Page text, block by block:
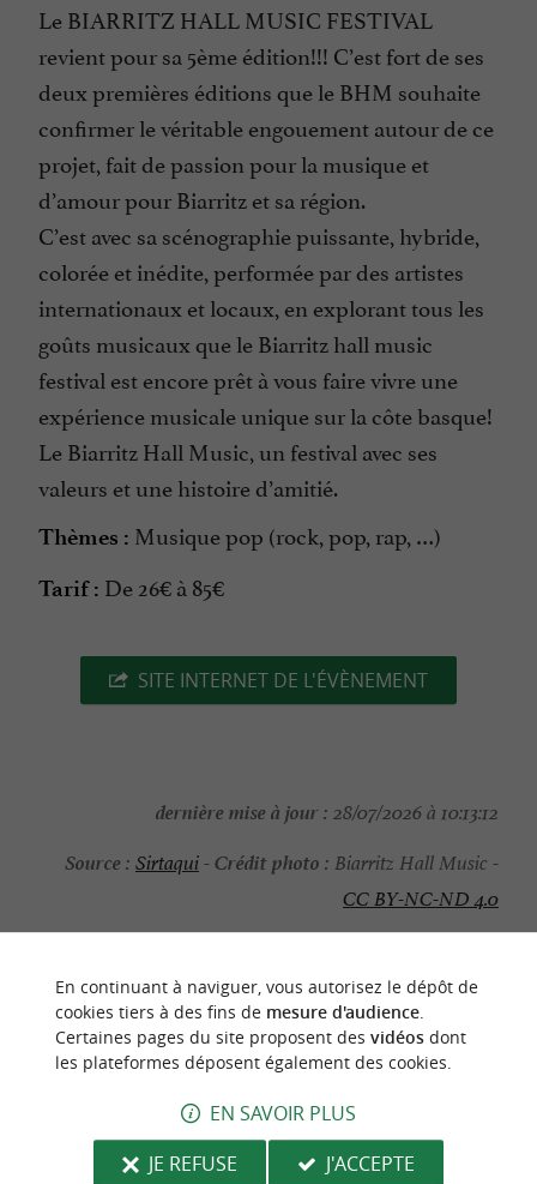
Le BIARRITZ HALL MUSIC FESTIVAL
revient pour sa 5ème édition!!! C’est fort de ses
deux premières éditions que le BHM souhaite
confirmer le véritable engouement autour de ce
projet, fait de passion pour la musique et
d’amour pour Biarritz et sa région.
C’est avec sa scénographie puissante, hybride,
colorée et inédite, performée par des artistes
internationaux et locaux, en explorant tous les
goûts musicaux que le Biarritz hall music
festival est encore prêt à vous faire vivre une
expérience musicale unique sur la côte basque!
Le Biarritz Hall Music, un festival avec ses
valeurs et une histoire d’amitié.
Thèmes : Musique pop (rock, pop, rap, …)
Tarif : De 26€ à 85€
SITE INTERNET DE L'ÉVÈNEMENT
dernière mise à jour : 28/07/2026 à 10:13:12
Source : Sirtaqui-Crédit photo : Biarritz Hall Music -
CC BY-NC-ND 4.0
NOUS AVONS TESTÉPOUR VOUS
En continuant à naviguer, vous autorisez le dépôt de
cookies tiers à des fins de mesure d'audience.
Certaines pages du site proposent des vidéosdont
les plateformes déposent également des cookies.
EN SAVOIR PLUS
JE REFUSE
J'ACCEPTE